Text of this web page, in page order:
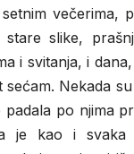
večerima,
slike,
i svitanja, i
Nekada
po njima
je kao i svaka